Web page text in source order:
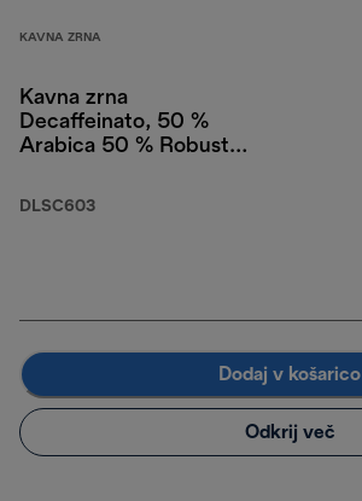
KAVNA ZRNA
Kavna zrna
Decaffeinato, 50 %
Arabica 50 % Robusta,
DLSC603
Dodaj v košarico
Odkrij več